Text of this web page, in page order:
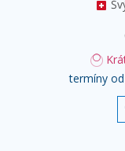
termíny od